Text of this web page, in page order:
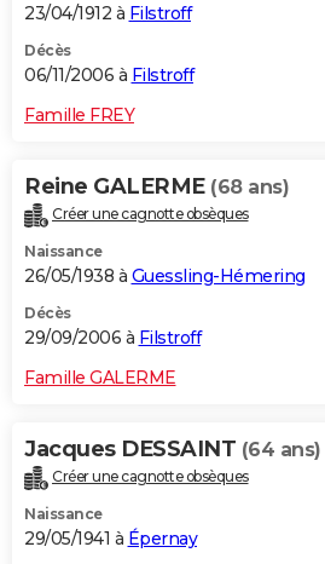
23/04/1912 à Filstroff
Décès
06/11/2006 à Filstroff
Famille FREY
Reine GALERME (68 ans)
Créer une cagnotte obsèques
Naissance
26/05/1938 à Guessling-Hémering
Décès
29/09/2006 à Filstroff
Famille GALERME
Jacques DESSAINT (64 ans)
Créer une cagnotte obsèques
Naissance
29/05/1941 à Épernay